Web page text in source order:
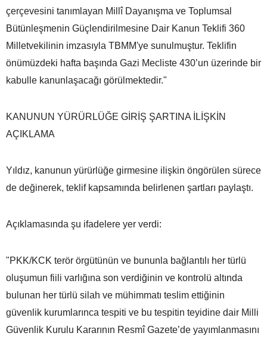
çerçevesini tanımlayan Millî Dayanışma ve Toplumsal
Bütünleşmenin Güçlendirilmesine Dair Kanun Teklifi 360
Milletvekilinin imzasıyla TBMM'ye sunulmuştur. Teklifin
önümüzdeki hafta başında Gazi Mecliste 430’un üzerinde bir
kabulle kanunlaşacağı görülmektedir."
KANUNUN YÜRÜRLÜĞE GİRİŞ ŞARTINA İLİŞKİN
AÇIKLAMA
Yıldız, kanunun yürürlüğe girmesine ilişkin öngörülen sürece
de değinerek, teklif kapsamında belirlenen şartları paylaştı.
Açıklamasında şu ifadelere yer verdi:
"PKK/KCK terör örgütünün ve bununla bağlantılı her türlü
oluşumun fiili varlığına son verdiğinin ve kontrolü altında
bulunan her türlü silah ve mühimmatı teslim ettiğinin
güvenlik kurumlarınca tespiti ve bu tespitin teyidine dair Milli
Güvenlik Kurulu Kararının Resmî Gazete’de yayımlanmasını